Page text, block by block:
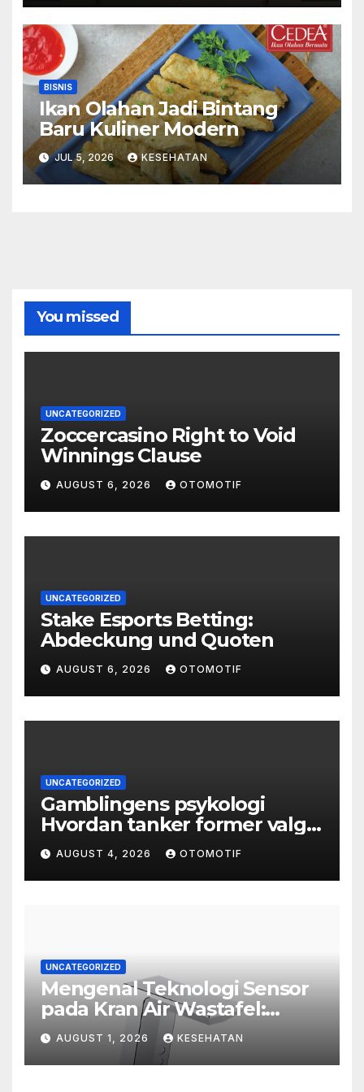
BISNIS
Ikan Olahan Jadi Bintang
Baru Kuliner Modern
JUL 5, 2026 KESEHATAN
You missed
UNCATEGORIZED
Zoccercasino Right to Void
Winnings Clause
AUGUST 6, 2026 OTOMOTIF
UNCATEGORIZED
Stake Esports Betting:
Abdeckung und Quoten
AUGUST 6, 2026 OTOMOTIF
UNCATEGORIZED
Gamblingens psykologi
Hvordan tanker former valg
og atferd
AUGUST 4, 2026 OTOMOTIF
UNCATEGORIZED
Mengenal Teknologi Sensor
pada Kran Air Wastafel:
Mewah, Cerdas, dan Higienis
AUGUST 1, 2026 KESEHATAN